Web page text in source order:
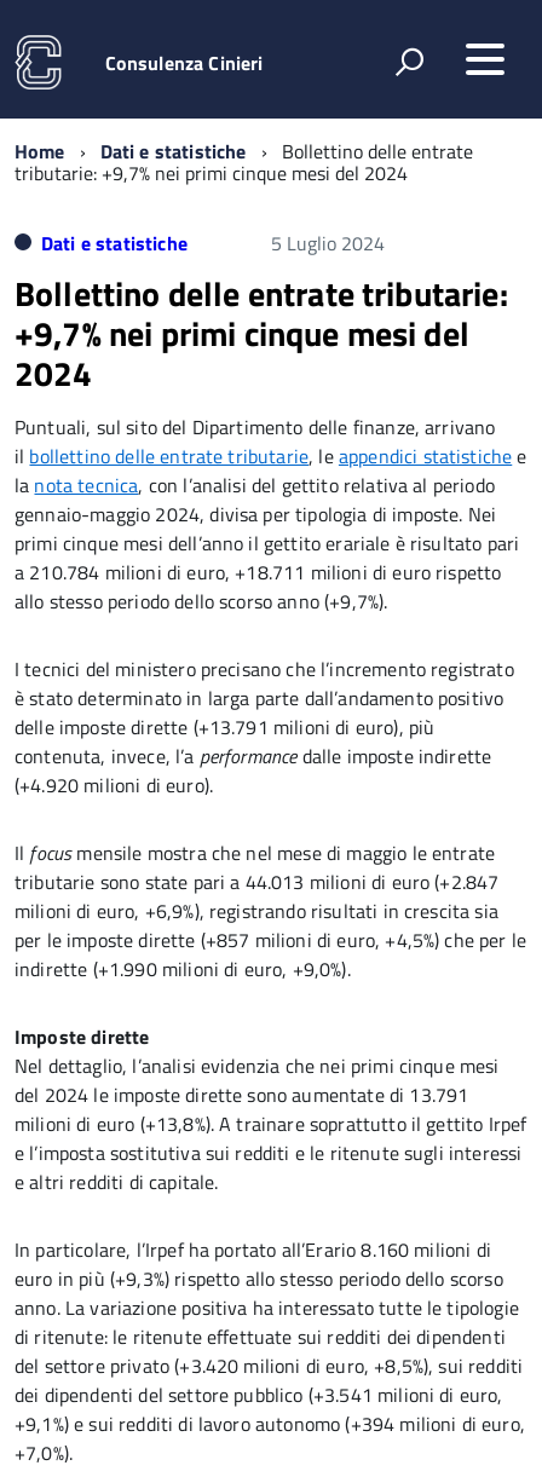
Consulenza Cinieri
Home Dati e statistiche Bollettino delle entrate
tributarie: +9,7% nei primi cinque mesi del 2024
Dati e statistiche 5 Luglio 2024
Bollettino delle entrate tributarie:
+9,7% nei primi cinque mesi del
2024
Puntuali, sul sito del Dipartimento delle finanze, arrivano
il bollettino delle entrate tributarie, leappendici statistichee
la nota tecnica, con l’analisi del gettito relativa al periodo
gennaio-maggio 2024, divisa per tipologia di imposte. Nei
primi cinque mesi dell’anno il gettito erariale è risultato pari
a 210.784 milioni di euro, +18.711 milioni di euro rispetto
allo stesso periodo dello scorso anno (+9,7%).
I tecnici del ministero precisano che l’incremento registrato
è stato determinato in larga parte dall’andamento positivo
delle imposte dirette (+13.791 milioni di euro), più
contenuta, invece, l’a performancedalle imposte indirette
(+4.920 milioni di euro).
Il focusmensile mostra che nel mese di maggio le entrate
tributarie sono state pari a 44.013 milioni di euro (+2.847
milioni di euro, +6,9%), registrando risultati in crescita sia
per le imposte dirette (+857 milioni di euro, +4,5%) che per le
indirette (+1.990 milioni di euro, +9,0%).
Imposte dirette
Nel dettaglio, l’analisi evidenzia che nei primi cinque mesi
del 2024 le imposte dirette sono aumentate di 13.791
milioni di euro (+13,8%). A trainare soprattutto il gettito Irpef
e l’imposta sostitutiva sui redditi e le ritenute sugli interessi
e altri redditi di capitale.
In particolare, l’Irpef ha portato all’Erario 8.160 milioni di
euro in più (+9,3%) rispetto allo stesso periodo dello scorso
anno. La variazione positiva ha interessato tutte le tipologie
di ritenute: le ritenute effettuate sui redditi dei dipendenti
del settore privato (+3.420 milioni di euro, +8,5%), sui redditi
dei dipendenti del settore pubblico (+3.541 milioni di euro,
+9,1%) e sui redditi di lavoro autonomo (+394 milioni di euro,
+7,0%).